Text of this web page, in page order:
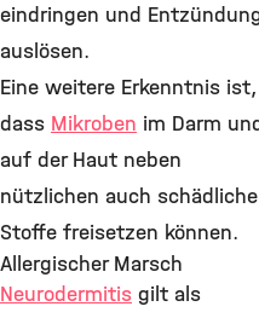
eindringen und
auslösen.
Eine weitere Erkenntnis ist,
dass Mikroben im Darm
auf der Haut neben
nützlichen auch schädliche
Stoffe freisetzen können.
Allergischer Marsch
Neurodermitis gilt als